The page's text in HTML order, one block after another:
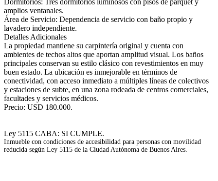
Dormitorios: Tres dormitorios luminosos con pisos de parquet y
amplios ventanales.
Área de Servicio: Dependencia de servicio con baño propio y
lavadero independiente.
Detalles Adicionales
La propiedad mantiene su carpintería original y cuenta con
ambientes de techos altos que aportan amplitud visual. Los baños
principales conservan su estilo clásico con revestimientos en muy
buen estado. La ubicación es inmejorable en términos de
conectividad, con acceso inmediato a múltiples líneas de colectivos
y estaciones de subte, en una zona rodeada de centros comerciales,
facultades y servicios médicos.
Precio: USD 180.000.
Ley 5115 CABA: SI CUMPLE.
Inmueble con condiciones de accesibilidad para personas con movilidad
reducida según Ley 5115 de la Ciudad Autónoma de Buenos Aires.